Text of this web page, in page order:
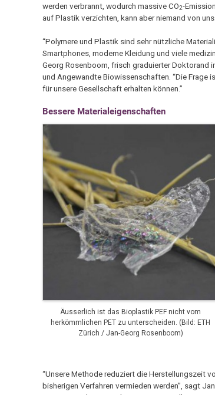
werden verbrannt, wodurch massive CO2-
auf Plastik verzichten, kann aber niemand von uns.
“Polymere und Plastik sind sehr nützliche
Smartphones, moderne Kleidung und viele
Georg Rosenboom, frisch graduierter Doktorand
und Angewandte Biowissenschaften. “Die
für unsere Gesellschaft erhalten können.”
Bessere Materialeigenschaften
Äusserlich ist das Bioplastik PEF nicht vom
herkömmlichen PET zu unterscheiden. (Bild: ETH
Zürich / Jan-Georg Rosenboom)
“Unsere Methode reduziert die Herstellungszeit
bisherigen Verfahren vermieden werden”, sagt